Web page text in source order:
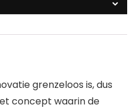
grenzeloos is, dus
concept waarin de